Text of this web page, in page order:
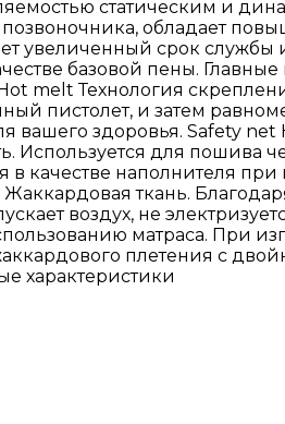
статическим и
обладает
увеличенный срок
базовой пены.
melt Технология
пистолет, и затем
вашего здоровья. Safety
Используется для пошива
качестве наполнителя при
ткань.
воздух, не
матраса. При
плетения с
характеристики